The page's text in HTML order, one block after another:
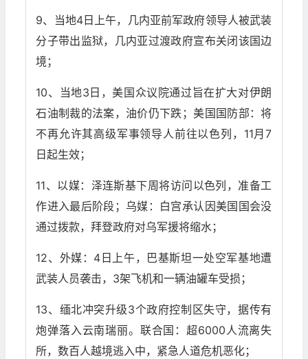
9、当地4日上午，几内亚前军政府领导人被武装
分子带出监狱，几内亚过渡政府宣布关闭该国边
境；
10、当地3日，美国众议院通过旨在扩大对伊朗
石油制裁的法案，油价仍下跌；美国国防部：将
不再允许其高级军事领导人前往以色列，11月7
日起生效；
11、以媒：泽连斯基下周将访问以色列，准备工
作进入最后阶段；乌媒：白宫承认因美国国会没
通过拨款，拜登政府对乌军援将缩水；
12、外媒：4日上午，巴基斯坦一处空军基地遭
武装人员袭击，3架飞机和一辆油罐车受损；
13、缅北冲突升级3个政府控制区失守，据传有
炮弹落入云南瑞丽。联合国：超6000人流离失
所，数百人越境逃入中，紧急人道危机恶化；